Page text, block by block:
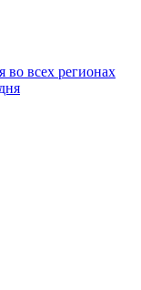
во всех регионах